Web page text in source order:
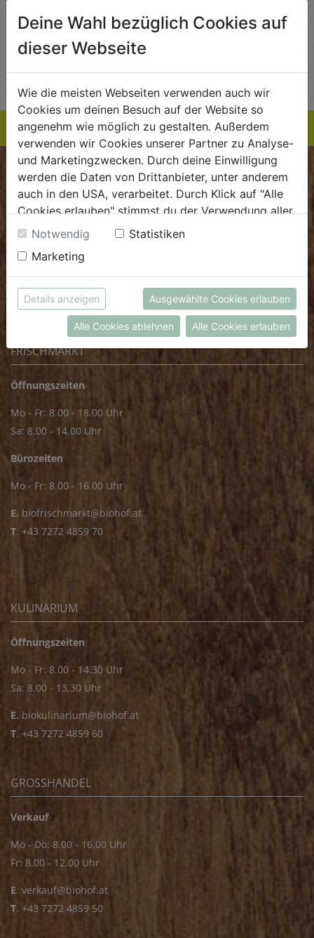
STK € 5,99 / STK
AUF DIE
EINKAUFSLISTE
€ 3,99 / STK
EINKAUFSLISTE
BIOKISTE
Kundenservice
Mo - Do: 8.00 - 16.00 Uhr
Fr: 8.00 - 15.00 Uhr
+43 7272 2597
FRISCHMARKT
Öffnungszeiten
Mo - Fr: 8.00 - 18.00 Uhr
Sa: 8.00 - 14.00 Uhr
Bürozeiten
Mo - Fr: 8.00 - 16.00 Uhr
E. biofrischmarkt@biohof.at
T. +43 7272 4859 70
KULINARIUM
Öffnungszeiten
Mo - Fr: 8.00 - 14.30 Uhr
Sa: 8.00 - 13.30 Uhr
E. biokulinarium@biohof.at
T. +43 7272 4859 60
GROSSHANDEL
Verkauf
Mo - Do: 8.00 - 16.00 Uhr
Fr: 8.00 - 12.00 Uhr
E. verkauf@biohof.at
T. +43 7272 4859 50
Deine Wahl bezüglich Cookies auf
dieser Webseite
Wie die meisten Webseiten verwenden auch wir
Cookies um deinen Besuch auf der Website so
angenehm wie möglich zu gestalten. Außerdem
verwenden wir Cookies unserer Partner zu Analyse-
und Marketingzwecken. Durch deine Einwilligung
werden die Daten von Drittanbieter, unter anderem
auch in den USA, verarbeitet. Durch Klick auf "Alle
Cookies erlauben" stimmst du der Verwendung aller
Cookies zu. Unter "Details anzeigen" findest du alle
Infos zu den unterschiedlichen Cookies, du kannst
auch entscheiden, welche Cookies du erlauben
möchtest.
Weitere Informationen findest du in unserer
Datenschutzerklärung
bzw. imImpressum
Notwendig
Statistiken
Marketing
Details anzeigen Ausgewählte Cookies erlauben
Alle Cookies ablehnen Alle Cookies erlauben